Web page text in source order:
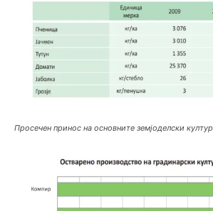
Просечен принос на основните земјоделски